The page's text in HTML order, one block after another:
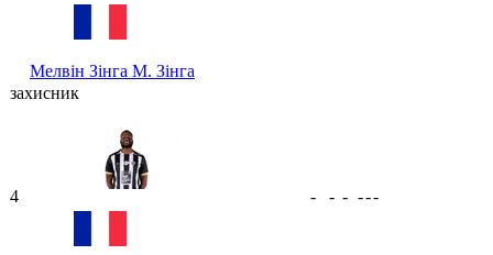
Мелвін Зінга М. Зінга
захисник
4 - - - ---